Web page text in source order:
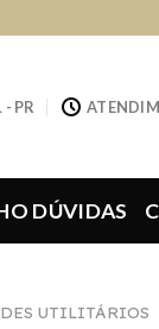
- PR
DÚVIDAS
UTILITÁRIOS